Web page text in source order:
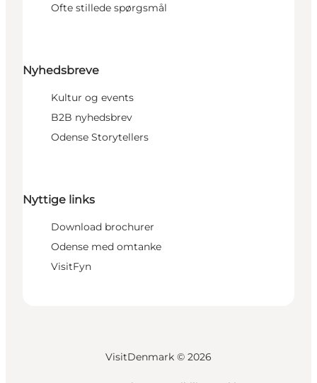
Ofte stillede spørgsmål
Nyhedsbreve
Kultur og events
B2B nyhedsbrev
Odense Storytellers
Nyttige links
Download brochurer
Odense med omtanke
VisitFyn
VisitDenmark © 2026